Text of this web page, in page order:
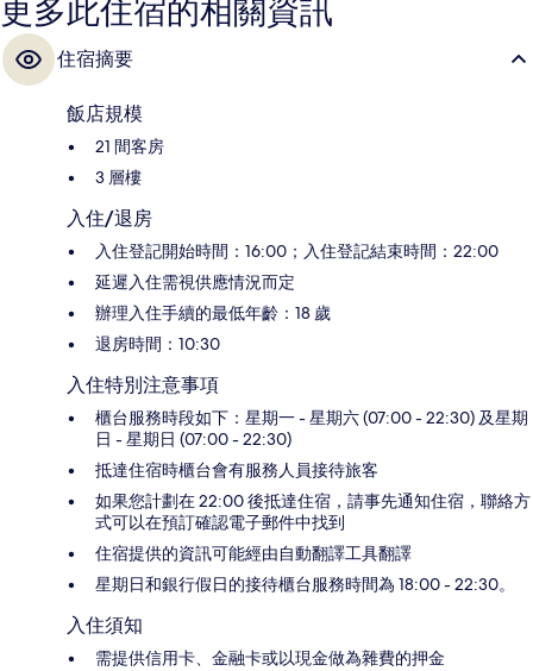
更多此住宿的相關資訊
住宿摘要
飯店規模
21 間客房
3 層樓
入住/退房
入住登記開始時間：16:00；入住登記結束時間：22:00
延遲入住需視供應情況而定
辦理入住手續的最低年齡：18 歲
退房時間：10:30
入住特別注意事項
櫃台服務時段如下：星期一 - 星期六 (07:00 - 22:30) 及星期
日 - 星期日 (07:00 - 22:30)
抵達住宿時櫃台會有服務人員接待旅客
如果您計劃在 22:00 後抵達住宿，請事先通知住宿，聯絡方
式可以在預訂確認電子郵件中找到
住宿提供的資訊可能經由自動翻譯工具翻譯
星期日和銀行假日的接待櫃台服務時間為 18:00 - 22:30。
入住須知
需提供信用卡、金融卡或以現金做為雜費的押金